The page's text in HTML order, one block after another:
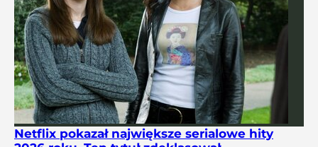
Netflix pokazał największe serialowe hity